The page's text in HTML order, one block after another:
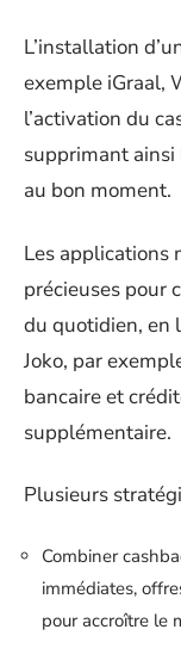
L’installation
exemple iGraal,
l’activation du
supprimant ainsi
au bon moment.
Les applications
précieuses pour
du quotidien, en
Joko, par
bancaire et
supplémentaire.
Plusieurs
Combiner
immédiates,
pour accroître le